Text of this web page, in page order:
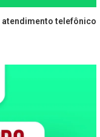
atendimento telefônico